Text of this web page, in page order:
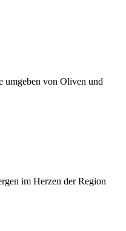
von Oliven und
im Herzen der Region